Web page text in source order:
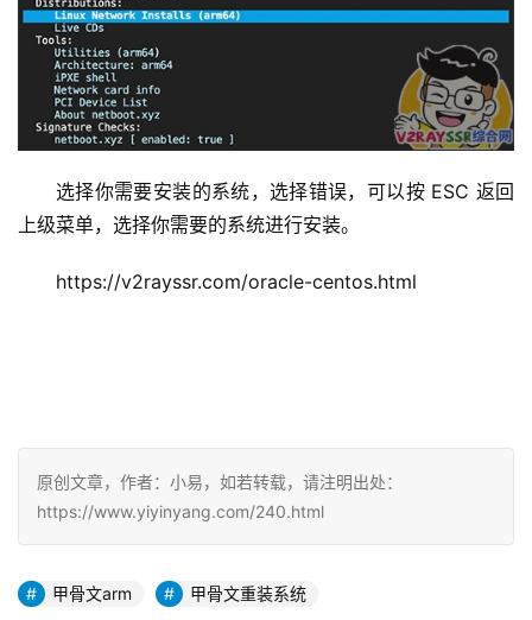
选择你需要安装的系统，选择错误，可以按 ESC 返回
上级菜单，选择你需要的系统进行安装。
https://v2rayssr.com/oracle-centos.html
原创文章，作者：小易，如若转载，请注明出处：
https://www.yiyinyang.com/240.html
甲骨文arm 甲骨文重装系统